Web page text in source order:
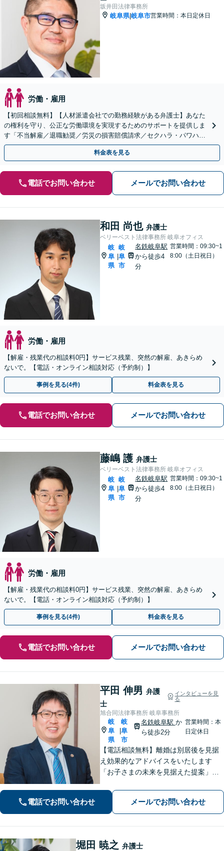
坂井田法律事務所
岐阜県|岐阜市営業時間：本日定休日
労働・雇用
【初回相談無料】【人材派遣会社での勤務経験がある弁護士】あなた
の権利を守り、公正な労働環境を実現するためのサポートを提供しま
す「不当解雇／退職勧奨／労災の損害賠償請求／セクハラ・パワハラ
／未払い残業代請求／退職代行」【休日・夜間相談可】
料金表を見る
電話でお問い合わせ メールでお問い合わせ
和田 尚也 弁護士
ベリーベスト法律事務所 岐阜オフィス
岐
阜
県
岐
阜
市
名鉄岐阜駅
から徒歩4
分
営業時間：09:30~1
8:00（土日祝日）
労働・雇用
【解雇・残業代の相談料0円】サービス残業、突然の解雇、あきらめ
ないで。【電話・オンライン相談対応（予約制）】
事例を見る(4件) 料金表を見る
電話でお問い合わせ メールでお問い合わせ
藤嶋 護 弁護士
ベリーベスト法律事務所 岐阜オフィス
岐
阜
県
岐
阜
市
名鉄岐阜駅
から徒歩4
分
営業時間：09:30~1
8:00（土日祝日）
労働・雇用
【解雇・残業代の相談料0円】サービス残業、突然の解雇、あきらめ
ないで。【電話・オンライン相談対応（予約制）】
事例を見る(4件) 料金表を見る
電話でお問い合わせ メールでお問い合わせ
平田 伸男 弁護
士
インタビューを見
る
旭合同法律事務所 岐阜事務所
岐
阜
県
|
岐
阜
市
名鉄岐阜駅 か
ら徒歩2分
営業時間：本
日定休日
【電話相談無料】離婚は別居後を見据
え効果的なアドバイスをいたします
「お子さまの未来を見据えた提案」遺
ください【岐阜駅3分】他業種との連携
で不動産トラブルを回避【休日・夜間
面談可】【ビデオ面談あり】
電話でお問い合わせ メールでお問い合わせ
堀田 暁之 弁護士